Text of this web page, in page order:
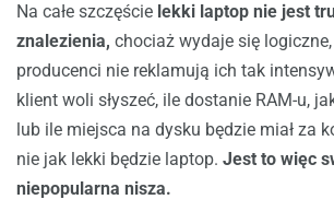
Na całe szczęście lekki laptop nie jest
znalezienia, chociaż wydaje się
producenci nie reklamują ich tak
klient woli słyszeć, ile dostanie RAM-u,
lub ile miejsca na dysku będzie miał za
nie jak lekki będzie laptop. Jest to więc
niepopularna nisza.